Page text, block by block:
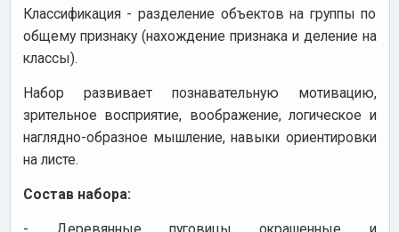
Классификация - разделение объектов на группы по
общему признаку (нахождение признака и деление на
классы).
Набор развивает познавательную мотивацию,
зрительное восприятие, воображение, логическое и
наглядно-образное мышление, навыки ориентировки
на листе.
Состав набора:
- Деревянные пуговицы окрашенные и